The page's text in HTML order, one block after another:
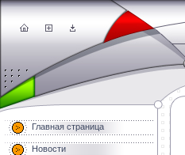
Главная страница
Новости